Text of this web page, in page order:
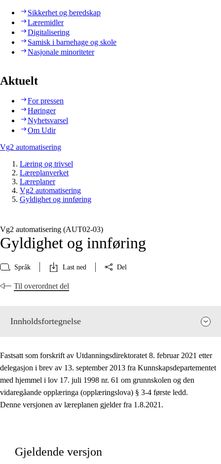
Sikkerhet og beredskap
Læremidler
Digitalisering
Samisk i barnehage og skole
Nasjonale minoriteter
Aktuelt
For pressen
Høringer
Nyhetsvarsel
Om Udir
Vg2 automatisering
Læring og trivsel
Læreplanverket
Læreplaner
Vg2 automatisering
Gyldighet og innføring
Vg2 automatisering (AUT02‑03)
Gyldighet og innføring
Språk Last ned Del
Til overordnet del
Innholdsfortegnelse
Fagenes relevans og sentrale verdier
Grunnleggende ferdigheter
Fastsatt som forskrift av Utdanningsdirektoratet 8. februar 2021 etter
delegasjon i brev av 13. september 2013 fra Kunnskapsdepartementet
med hjemmel i lov 17. juli 1998 nr. 61 om grunnskolen og den
vidaregåande opplæringa (opplæringslova) § 3-4 første ledd.
Denne versjonen av læreplanen gjelder fra 1.8.2021.
Gjeldende versjon